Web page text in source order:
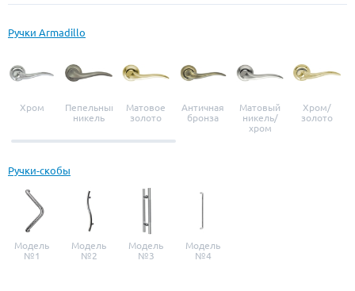
Ручки Armadillo
Хром
Пепельный
никель
Матовое
золото
Античная
бронза
Матовый
никель/
хром
Хром/
золото
Ручки-скобы
Модель
№1
Модель
№2
Модель
№3
Модель
№4